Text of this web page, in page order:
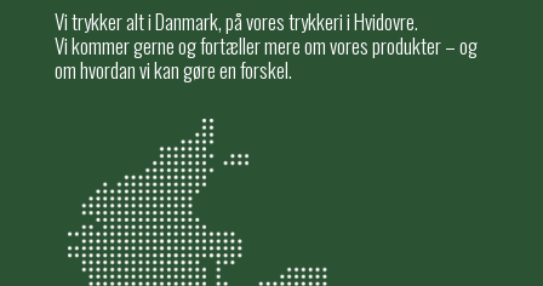
Vi trykker alt i Danmark, på vores trykkeri i Hvidovre.
Vi kommer gerne og fortæller mere om vores produkter – og
om hvordan vi kan gøre en forskel.